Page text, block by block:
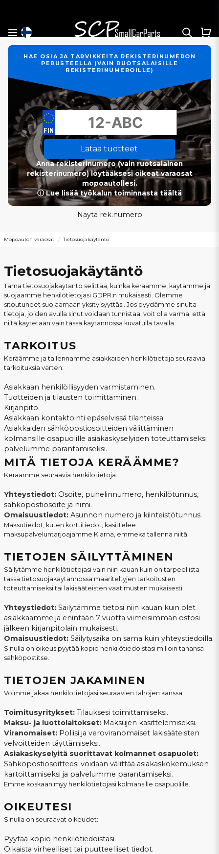
HAE OSIA JA TARVIKKEITA REKISTERINUMERON
PERUSTEELLA (VAIN RUOTSALAISILLE
REKISTERINUMEROILLE)
Lataa tuotteet
Anna rekisterinumero (vain ruotsalainen
rekisterinumero) löytääksesi oikeat varaosat
mopoautollesi.
ⓘ Lue lisää työkalun toiminnasta täältä
Näytä rek.numero
Mopoauton varaosat Tietosuojakäytäntö
Tietosuojakäytäntö
Tämä tietosuojakäytäntö selittää, kuinka keräämme, käytämme ja
suojaamme henkilötietojasi GDPR:n mukaisesti. Olemme
sitoutuneet suojaamaan yksityisyyttäsi. Jos pyydämme sinulta
tietoja, joiden avulla sinut voidaan tunnistaa, voit olla varma, että
niitä käytetään vain tässä käytännössä kuvatulla tavalla.
TARKOITUS
Keräämme ja tallennamme asiakkaiden henkilötietoja seuraavia
tarkoituksia varten:
Asiakkaan henkilöllisyyden varmistaminen.
Tuotteiden ja tilausten toimittaminen.
Kirjanpito.
Asiakkaan kontaktointi epäselvissä tilanteissa.
Asiakkaiden sähköpostiosoitteiden välittäminen
kolmansille osapuolille asiakaskyselyiden toteuttamiseksi
palvelumme parantamiseksi.
MITÄ TIETOJA KERÄÄMME?
Keräämme seuraavia henkilötietoja:
Yhteystiedot: Osoite, puhelinnumero, henkilötunnus,
sähköpostiosoite ja nimi.
Omaisuustiedot: Asunnon numero ja kiinteistötunnus.
Maksutiedot, kuten korttitiedot, käsittelee
maksupalveluntarjoajamme Klarna, emmekä tallenna niitä.
TIETOJEN SÄILYTTÄMINEN
Säilytämme henkilötietojasi vain niin kauan kuin on tarpeellista
tässä tietosuojakäytännössä määriteltyjen tarkoitusten
toteuttamiseksi tai lakisääteisten vaatimusten mukaisesti.
Yhteystiedot: Säilytämme tietosi niin kauan kuin olet
asiakkaamme ja enintään 7 vuotta viimeisimmän ostosi
jälkeen kirjanpitolain mukaisesti.
Omaisuustiedot: Säilytysaika on sama kuin yhteystiedoilla.
Sinulla on oikeus pyytää kopio henkilötiedoistasi milloin tahansa
sähköpostitse.
TIETOJEN JAKAMINEN
Voimme jakaa henkilötietojasi seuraavien tahojen kanssa:
Toimitusyritykset: Tilauksesi toimittamiseksi.
Maksu- ja luottolaitokset: Maksujen käsittelemiseksi.
Viranomaiset: Poliisi ja veroviranomaiset lakisääteisten
velvoitteiden täyttämiseksi.
Asiakaskyselyitä suorittavat kolmannet osapuolet:
Sähköpostiosoitteesi voidaan välittää asiakaskokemuksen
kartoittamiseksi ja palvelumme parantamiseksi.
Emme koskaan myy henkilötietojasi kolmansille osapuolille.
OIKEUTESI
Sinulla on seuraavat oikeudet:
Pyytää kopio henkilötiedoistasi.
Oikaista virheelliset tai puutteelliset tiedot.